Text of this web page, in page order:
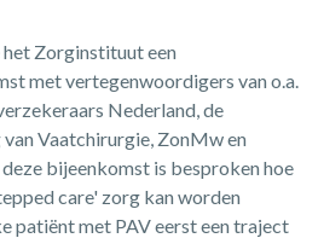
Zorginstituut een
met vertegenwoordigers van o.a.
Nederland, de
Vaatchirurgie, ZonMw en
bijeenkomst is besproken hoe
care' zorg kan worden
patiënt met PAV eerst een traject